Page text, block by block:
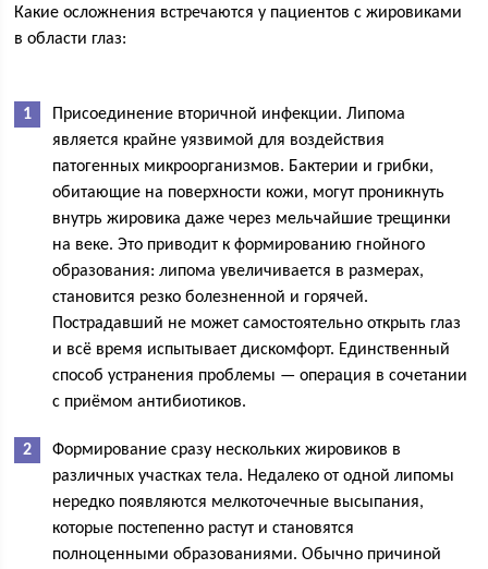
Какие осложнения встречаются у пациентов с жировиками
в области глаз:
Присоединение вторичной инфекции. Липома
является крайне уязвимой для воздействия
патогенных микроорганизмов. Бактерии и грибки,
обитающие на поверхности кожи, могут проникнуть
внутрь жировика даже через мельчайшие трещинки
на веке. Это приводит к формированию гнойного
образования: липома увеличивается в размерах,
становится резко болезненной и горячей.
Пострадавший не может самостоятельно открыть глаз
и всё время испытывает дискомфорт. Единственный
способ устранения проблемы — операция в сочетании
с приёмом антибиотиков.
Формирование сразу нескольких жировиков в
различных участках тела. Недалеко от одной липомы
нередко появляются мелкоточечные высыпания,
которые постепенно растут и становятся
полноценными образованиями. Обычно причиной